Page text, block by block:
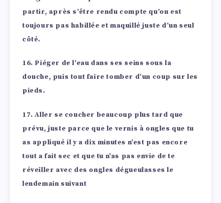
partir, après s’être rendu compte qu’on est
toujours pas habillée et maquillé juste d’un seul
côté.
16. Piéger de l’eau dans ses seins sous la
douche, puis tout faire tomber d’un coup sur les
pieds.
17. Aller se coucher beaucoup plus tard que
prévu, juste parce que le vernis à ongles que tu
as appliqué il y a dix minutes n’est pas encore
tout a fait sec et que tu n’as pas envie de te
réveiller avec des ongles dégueulasses le
lendemain suivant